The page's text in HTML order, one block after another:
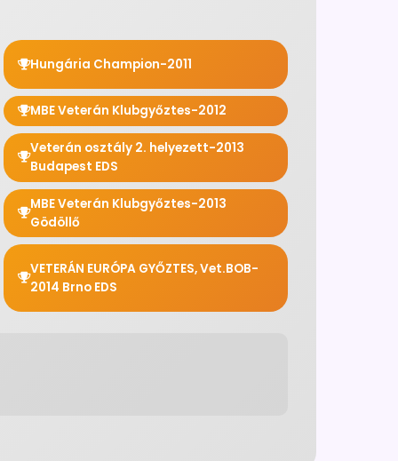
Hungária Champion-2011
MBE Veterán Klubgyőztes-2012
Veterán osztály 2. helyezett-2013
Budapest EDS
MBE Veterán Klubgyőztes-2013
Gödöllő
VETERÁN EURÓPA GYŐZTES, Vet.BOB-
2014 Brno EDS